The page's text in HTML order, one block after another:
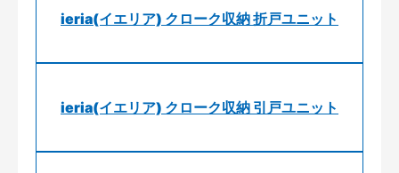
ieria(イエリア) クローク収納 折戸ユニット
ieria(イエリア) クローク収納 引戸ユニット